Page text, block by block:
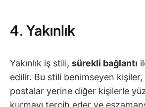
4. Yakınlık
Yakınlık iş stili, sürekli bağlantı
edilir. Bu stili benimseyen
postalar yerine diğer kişilerle
kurmayı tercih eder ve